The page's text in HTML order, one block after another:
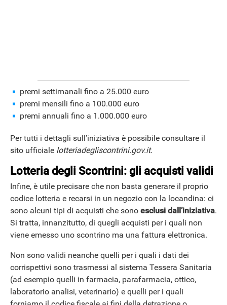
premi settimanali fino a 25.000 euro
premi mensili fino a 100.000 euro
premi annuali fino a 1.000.000 euro
Per tutti i dettagli sull’iniziativa è possibile consultare il
sito ufficiale lotteriadegliscontrini.gov.it.
Lotteria degli Scontrini: gli acquisti validi
Infine, è utile precisare che non basta generare il proprio
codice lotteria e recarsi in un negozio con la locandina: ci
sono alcuni tipi di acquisti che sono esclusi dall’iniziativa.
Si tratta, innanzitutto, di quegli acquisti per i quali non
viene emesso uno scontrino ma una fattura elettronica.
Non sono validi neanche quelli per i quali i dati dei
corrispettivi sono trasmessi al sistema Tessera Sanitaria
(ad esempio quelli in farmacia, parafarmacia, ottico,
laboratorio analisi, veterinario) e quelli per i quali